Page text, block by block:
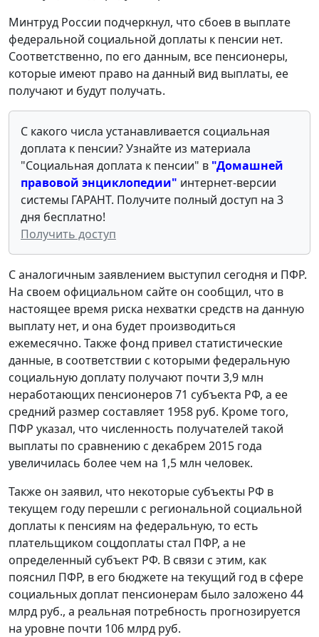
Минтруд России подчеркнул, что сбоев в выплате
федеральной социальной доплаты к пенсии нет.
Соответственно, по его данным, все пенсионеры,
которые имеют право на данный вид выплаты, ее
получают и будут получать.
С какого числа устанавливается социальная
доплата к пенсии? Узнайте из материала
"Социальная доплата к пенсии" в "Домашней
правовой энциклопедии" интернет-версии
системы ГАРАНТ. Получите полный доступ на 3
дня бесплатно!
Получить доступ
С аналогичным заявлением выступил сегодня и ПФР.
На своем официальном сайте он сообщил, что в
настоящее время риска нехватки средств на данную
выплату нет, и она будет производиться
ежемесячно. Также фонд привел статистические
данные, в соответствии с которыми федеральную
социальную доплату получают почти 3,9 млн
неработающих пенсионеров 71 субъекта РФ, а ее
средний размер составляет 1958 руб. Кроме того,
ПФР указал, что численность получателей такой
выплаты по сравнению с декабрем 2015 года
увеличилась более чем на 1,5 млн человек.
Также он заявил, что некоторые субъекты РФ в
текущем году перешли с региональной социальной
доплаты к пенсиям на федеральную, то есть
плательщиком соцдоплаты стал ПФР, а не
определенный субъект РФ. В связи с этим, как
пояснил ПФР, в его бюджете на текущий год в сфере
социальных доплат пенсионерам было заложено 44
млрд руб., а реальная потребность прогнозируется
на уровне почти 106 млрд руб.